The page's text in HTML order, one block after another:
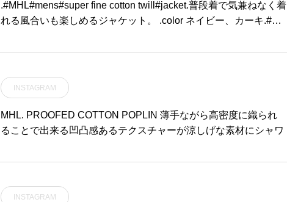
.#MHL#mens#super fine cotton twill#jacket.普段着で気兼ねなく着
れる風合いも楽しめるジャケット。 .color ネイビー、カーキ.#ha
INSTAGRAM
MHL. PROOFED COTTON POPLIN 薄手ながら高密度に織られ
ることで出来る凹凸感あるテクスチャーが涼しげな素材にシャワ
INSTAGRAM